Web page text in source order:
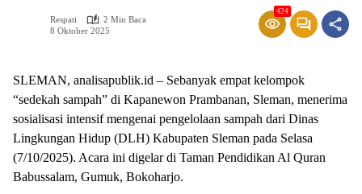
Respati
2 Min Baca
8 Oktober 2025
424
SLEMAN, analisapublik.id – Sebanyak empat kelompok
“sedekah sampah” di Kapanewon Prambanan, Sleman, menerima
sosialisasi intensif mengenai pengelolaan sampah dari Dinas
Lingkungan Hidup (DLH) Kabupaten Sleman pada Selasa
(7/10/2025). Acara ini digelar di Taman Pendidikan Al Quran
Babussalam, Gumuk, Bokoharjo.